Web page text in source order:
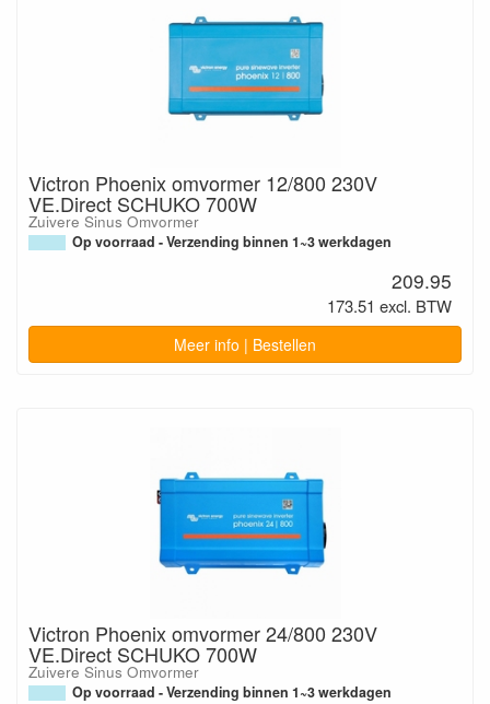
Victron Phoenix omvormer 12/800 230V
VE.Direct SCHUKO 700W
Zuivere Sinus Omvormer
Op voorraad - Verzending binnen 1~3 werkdagen
209.95
173.51 excl. BTW
Meer info | Bestellen
Victron Phoenix omvormer 24/800 230V
VE.Direct SCHUKO 700W
Zuivere Sinus Omvormer
Op voorraad - Verzending binnen 1~3 werkdagen